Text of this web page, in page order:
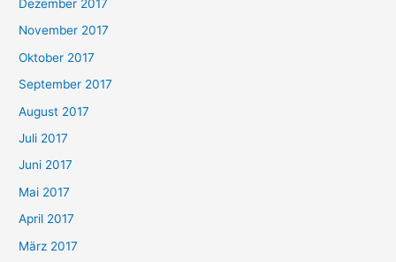
Dezember 2017
November 2017
Oktober 2017
September 2017
August 2017
Juli 2017
Juni 2017
Mai 2017
April 2017
März 2017